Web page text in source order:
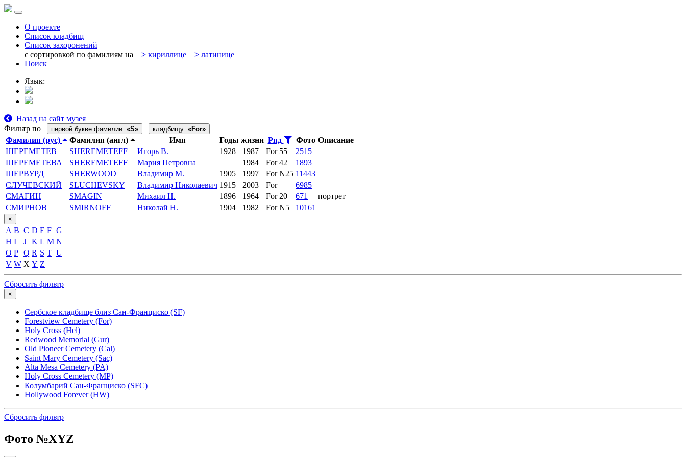
О проекте
Список кладбищ
Список захоронений
с сортировкой по фамилиям на
> кириллице > латинице
Поиск
Язык:
Назад на сайт музея
Фильтр по
первой букве фамилии: «S» кладбищу: «For»
Фамилия (рус) Фамилия (англ) Имя Годы жизни Ряд Фото Описание
ШЕРЕМЕТЕВ
SHEREMETEFF Игорь В. 1928 1987 For 55
2515
ШЕРЕМЕТЕВА
SHEREMETEFF Мария Петровна 1984 For 42
1893
ШЕРВУРД
SHERWOOD Владимир М. 1905 1997 For N25 11443
СЛУЧЕВСКИЙ
SLUCHEVSKY Владимир Николаевич 1915 2003 For
6985
СМАГИН
SMAGIN Михаил Н. 1896 1964 For 20 671
портрет
СМИРНОВ
SMIRNOFF Николай Н. 1904 1982 For N5 10161
×
A B C D E F G
H I J K L M N
O P Q R S T U
V W X Y Z
Сбросить фильтр
×
Сербское кладбище близ Сан-Франциско (SF)
Forestview Cemetery (For)
Holy Cross (Hel)
Redwood Memorial (Gur)
Old Pioneer Cemetery (Cal)
Saint Mary Cemetery (Sac)
Alta Mesa Cemetery (PA)
Holy Cross Cemetery (MP)
Колумбарий Сан-Франциско (SFC)
Hollywood Forever (HW)
Сбросить фильтр
Фото №XYZ